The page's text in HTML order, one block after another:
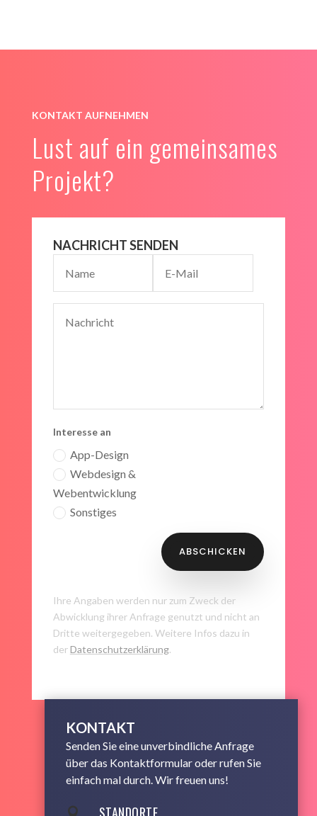
KONTAKT AUFNEHMEN
Lust auf ein gemeinsames
Projekt?
NACHRICHT SENDEN
Interesse an
App-Design
Webdesign &
Webentwicklung
Sonstiges
ABSCHICKEN
Ihre Angaben werden nur zum Zweck der
Abwicklung ihrer Anfrage genutzt und nicht an
Dritte weitergegeben. Weitere Infos dazu in
derDatenschutzerklärung.
KONTAKT
Senden Sie eine unverbindliche Anfrage
über das Kontaktformular oder rufen Sie
einfach mal durch. Wir freuen uns!
